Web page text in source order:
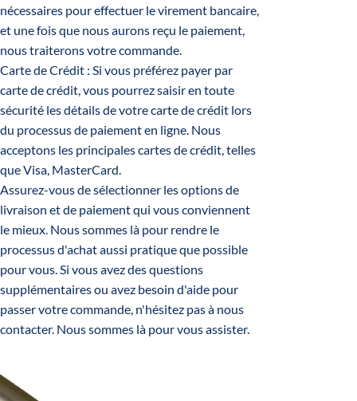
nécessaires pour effectuer le virement bancaire,
et une fois que nous aurons reçu le paiement,
nous traiterons votre commande.
Carte de Crédit : Si vous préférez payer par
carte de crédit, vous pourrez saisir en toute
sécurité les détails de votre carte de crédit lors
du processus de paiement en ligne. Nous
acceptons les principales cartes de crédit, telles
que Visa, MasterCard.
Assurez-vous de sélectionner les options de
livraison et de paiement qui vous conviennent
le mieux. Nous sommes là pour rendre le
processus d'achat aussi pratique que possible
pour vous. Si vous avez des questions
supplémentaires ou avez besoin d'aide pour
passer votre commande, n'hésitez pas à nous
contacter. Nous sommes là pour vous assister.